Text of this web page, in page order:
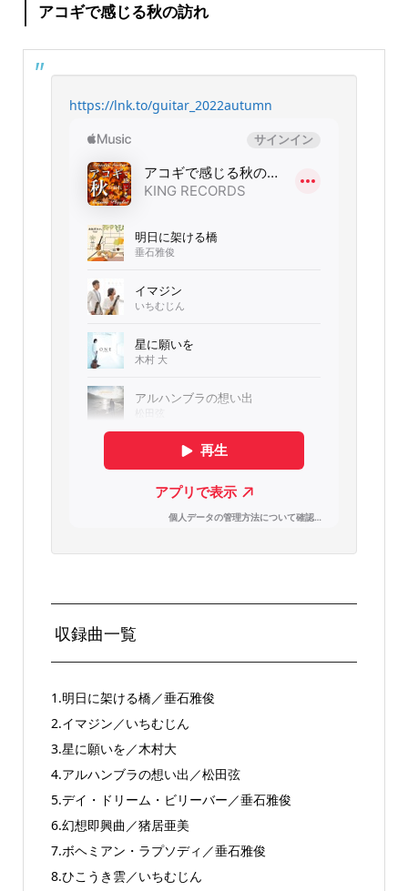
アコギで感じる秋の訪れ
https://lnk.to/guitar_2022autumn
収録曲一覧
1.明日に架ける橋／垂石雅俊
2.イマジン／いちむじん
3.星に願いを／木村大
4.アルハンブラの想い出／松田弦
5.デイ・ドリーム・ビリーバー／垂石雅俊
6.幻想即興曲／猪居亜美
7.ボヘミアン・ラプソディ／垂石雅俊
8.ひこうき雲／いちむじん